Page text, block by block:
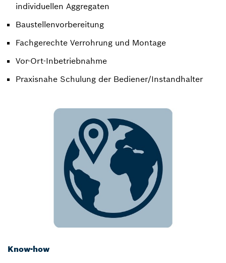
individuellen Aggregaten
Baustellenvorbereitung
Fachgerechte Verrohrung und Montage​
Vor-Ort-Inbetriebnahme​
Praxisnahe Schulung der Bediener/Instandhalter
Know-how